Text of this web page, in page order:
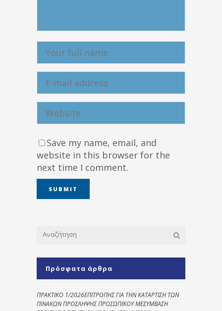
Save my name, email, and
website in this browser for the
next time I comment.
Πρόσφατα άρθρα
ΠΡΑΚΤΙΚΟ 1/2026ΕΠΙΤΡΟΠΗΣ ΓΙΑ ΤΗΝ ΚΑΤΑΡΤΙΣΗ ΤΩΝ
ΠΙΝΑΚΩΝ ΠΡΟΣΛΗΨΗΣ ΠΡΟΣΩΠΙΚΟΥ ΜΕΣΥΜΒΑΣΗ